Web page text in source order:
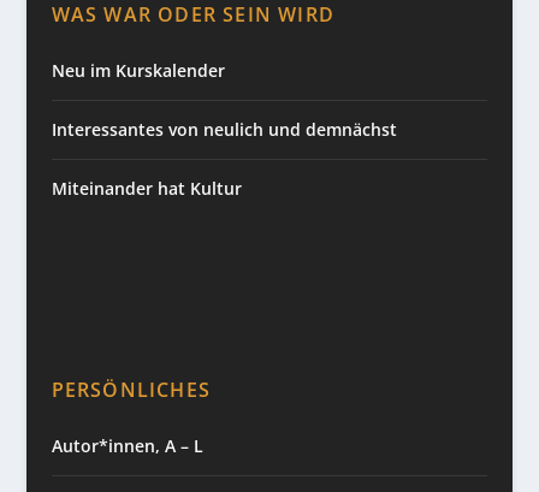
WAS WAR ODER SEIN WIRD
Neu im Kurskalender
Interessantes von neulich und demnächst
Miteinander hat Kultur
PERSÖNLICHES
Autor*innen, A – L